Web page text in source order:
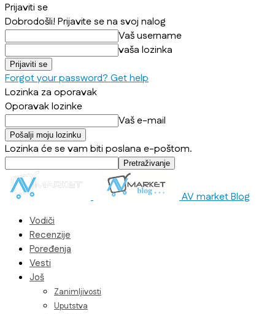
Prijaviti se
Dobrodošli! Prijavite se na svoj nalog
Vaš username
vaša lozinka
Forgot your password? Get help
Lozinka za oporavak
Oporavak lozinke
Vaš e-mail
Lozinka će se vam biti poslana e-poštom.
AV market Blog
Vodiči
Recenzije
Poređenja
Vesti
Još
Zanimljivosti
Uputstva